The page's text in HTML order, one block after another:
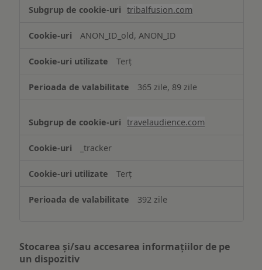
tribalfusion.com
ANON_ID_old, ANON_ID
Terț
365 zile, 89 zile
travelaudience.com
_tracker
Terț
392 zile
Stocarea și/sau accesarea informațiilor de pe
un dispozitiv